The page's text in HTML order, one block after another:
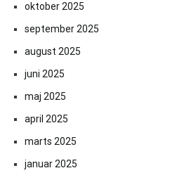
oktober 2025
september 2025
august 2025
juni 2025
maj 2025
april 2025
marts 2025
januar 2025